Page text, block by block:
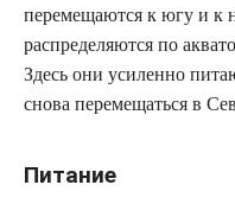
перемещаются к югу и к
распределяются по
Здесь они усиленно
снова перемещаться в
Питание